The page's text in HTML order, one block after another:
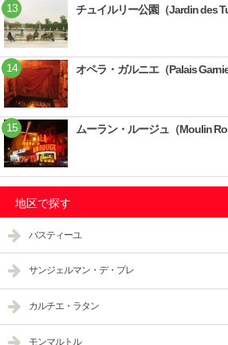
チュイルリー公園（Jardin des
オペラ・ガルニエ（Palais
ムーラン・ルージュ（Moulin
地区で探す
バスティーユ
サンジェルマン・デ・プレ
カルチエ・ラタン
モンマルトル